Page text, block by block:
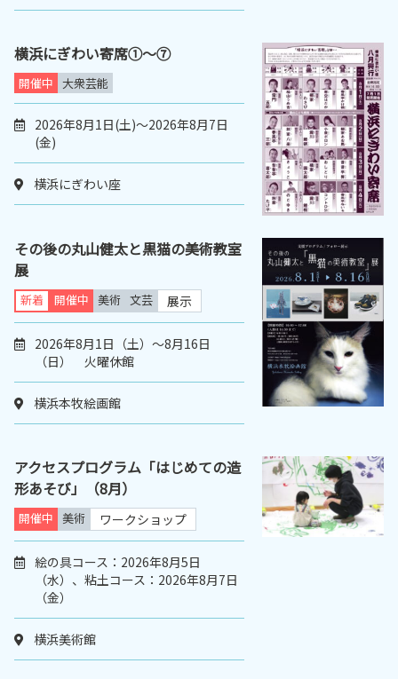
横浜にぎわい寄席①～⑦
開催中 大衆芸能
2026年8月1日(土)～2026年8月7日
(金)
横浜にぎわい座
その後の丸山健太と黒猫の美術教室
展
新着 開催中 美術 文芸 展示
2026年8月1日（土）～8月16日
（日） 火曜休館
横浜本牧絵画館
アクセスプログラム「はじめての造
形あそび」（8月）
開催中 美術 ワークショップ
絵の具コース：2026年8月5日
（水）、粘土コース：2026年8月7日
（金）
横浜美術館